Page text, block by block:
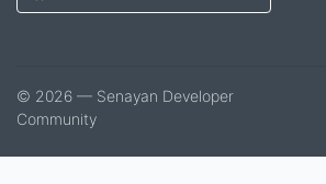
© 2026 — Senayan Developer
Community